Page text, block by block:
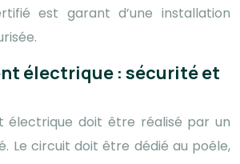
est garant d’une installation
électrique : sécurité et
électrique doit être réalisé par un
Le circuit doit être dédié au poêle,